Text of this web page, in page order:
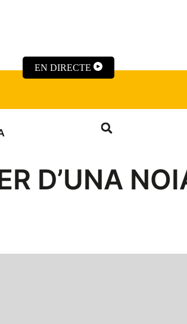
EN DIRECTE
D’UNA